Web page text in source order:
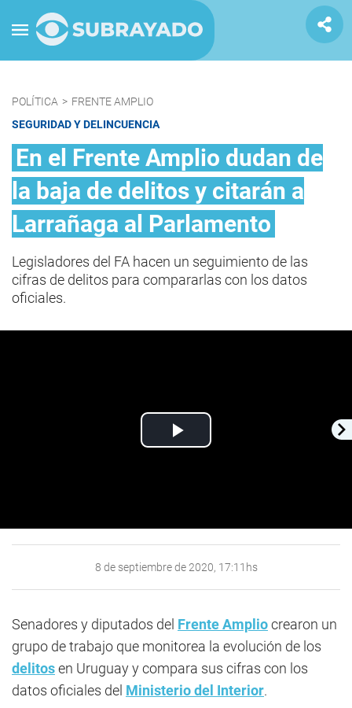
POLÍTICA > FRENTE AMPLIO
SEGURIDAD Y DELINCUENCIA
En el Frente Amplio dudan de
la baja de delitos y citarán a
Larrañaga al Parlamento
Legisladores del FA hacen un seguimiento de las
cifras de delitos para compararlas con los datos
oficiales.
Play
8 de septiembre de 2020, 17:11hs
Senadores y diputados del Frente Ampliocrearon un
grupo de trabajo que monitorea la evolución de los
delitosen Uruguay y compara sus cifras con los
datos oficiales del Ministerio del Interior.